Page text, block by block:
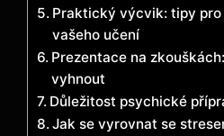
Praktický výcvik: tipy pro
vašeho učení
Prezentace na
vyhnout
Důležitost psychické
Jak se vyrovnat se